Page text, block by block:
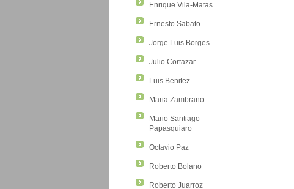
Enrique Vila-Matas
Ernesto Sabato
Jorge Luis Borges
Julio Cortazar
Luis Benitez
Maria Zambrano
Mario Santiago
Papasquiaro
Octavio Paz
Roberto Bolano
Roberto Juarroz